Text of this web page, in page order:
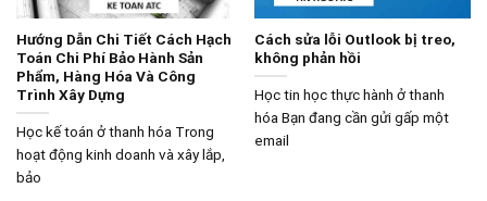
Hướng Dẫn Chi Tiết Cách Hạch
Toán Chi Phí Bảo Hành Sản
Phẩm, Hàng Hóa Và Công
Trình Xây Dựng
Học kế toán ở thanh hóa Trong
hoạt động kinh doanh và xây lắp,
bảo
Cách sửa lỗi Outlook bị treo,
không phản hồi
Học tin học thực hành ở thanh
hóa Bạn đang cần gửi gấp một
email